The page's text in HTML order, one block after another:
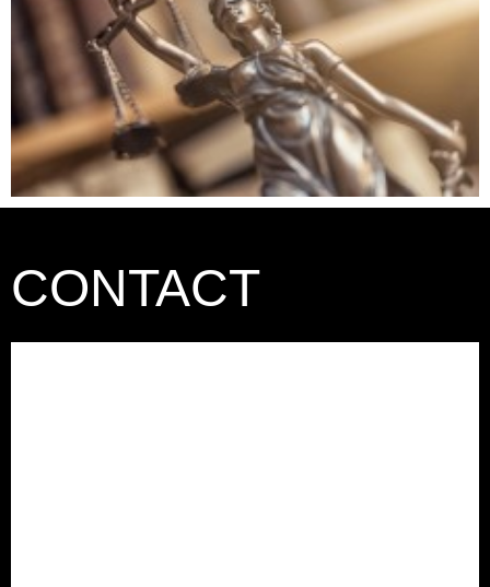
CONTACT